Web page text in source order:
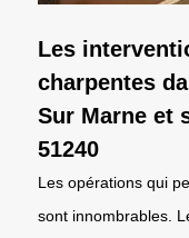
Les
charpentes
Sur Marne et
51240
Les opérations qui
sont innombrables.